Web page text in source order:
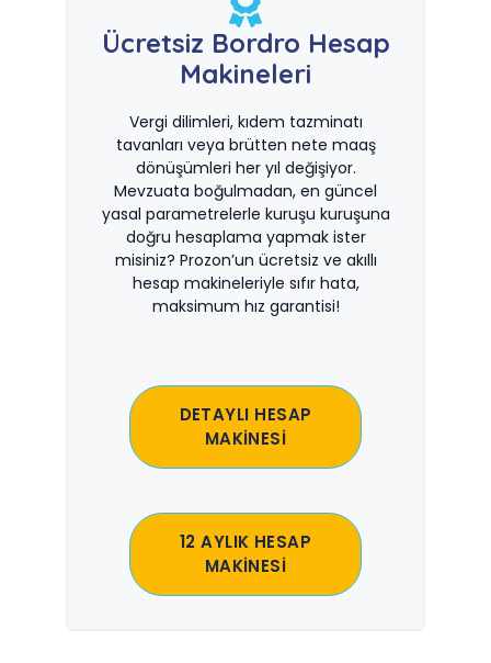
Ücretsiz Bordro Hesap
Makineleri
Vergi dilimleri, kıdem tazminatı
tavanları veya brütten nete maaş
dönüşümleri her yıl değişiyor.
Mevzuata boğulmadan, en güncel
yasal parametrelerle kuruşu kuruşuna
doğru hesaplama yapmak ister
misiniz? Prozon’un ücretsiz ve akıllı
hesap makineleriyle sıfır hata,
maksimum hız garantisi!
DETAYLI HESAP
MAKİNESİ
12 AYLIK HESAP
MAKİNESİ